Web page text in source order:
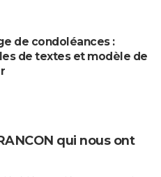
de condoléances :
de textes et modèle de
qui nous ont